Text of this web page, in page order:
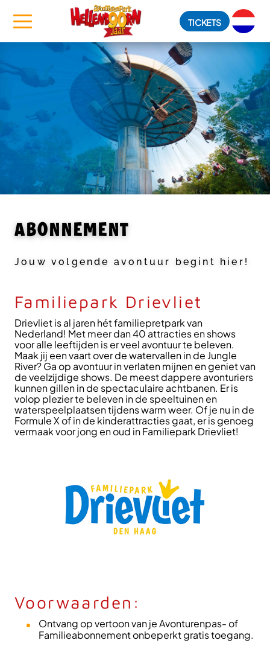
TICKETS
ABONNEMENT
Jouw volgende avontuur begint hier!
Familiepark Drievliet
Drievliet is al jaren hét familiepretpark van
Nederland! Met meer dan 40 attracties en shows
voor alle leeftijden is er veel avontuur te beleven.
Maak jij een vaart over de watervallen in de Jungle
River? Ga op avontuur in verlaten mijnen en geniet van
de veelzijdige shows. De meest dappere avonturiers
kunnen gillen in de spectaculaire achtbanen. Er is
volop plezier te beleven in de speeltuinen en
waterspeelplaatsen tijdens warm weer. Of je nu in de
Formule X of in de kinderattracties gaat, er is genoeg
vermaak voor jong en oud in Familiepark Drievliet!
Voorwaarden:
Ontvang op vertoon van je Avonturenpas- of
Familieabonnement onbeperkt gratis toegang.